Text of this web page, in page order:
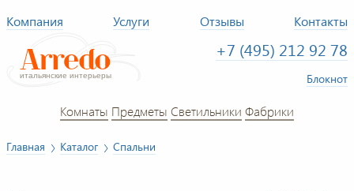
Компания Услуги Отзывы Контакты
+7 (495) 212 92 78
Блокнот
Комнаты Предметы Светильники Фабрики
Главная Каталог Спальни